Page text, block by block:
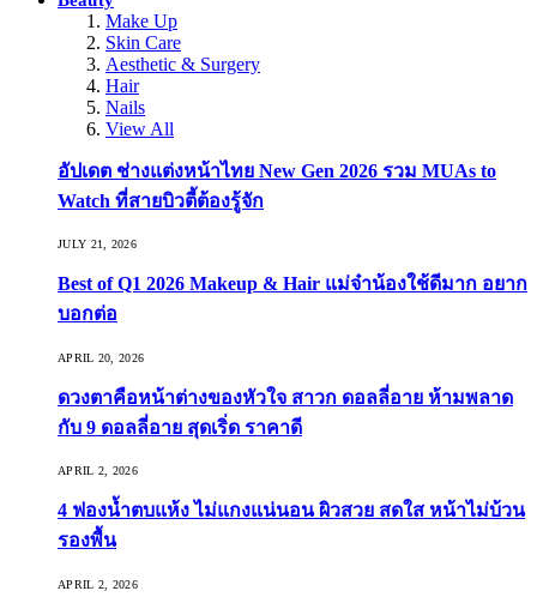
Make Up
Skin Care
Aesthetic & Surgery
Hair
Nails
View All
อัปเดต ช่างแต่งหน้าไทย New Gen 2026 รวม MUAs to
Watch ที่สายบิวตี้ต้องรู้จัก
JULY 21, 2026
Best of Q1 2026 Makeup & Hair แม่จ๋าน้องใช้ดีมาก อยาก
บอกต่อ
APRIL 20, 2026
ดวงตาคือหน้าต่างของหัวใจ สาวก ดอลลี่อาย ห้ามพลาด
กับ 9 ดอลลี่อาย สุดเริ่ด ราคาดี
APRIL 2, 2026
4 ฟองน้ำตบแห้ง ไม่แกงแน่นอน ผิวสวย สดใส หน้าไม่บ้วน
รองพื้น
APRIL 2, 2026